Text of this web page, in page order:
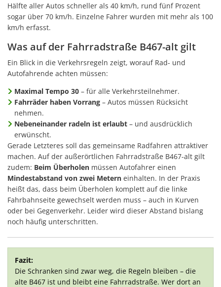
Hälfte aller Autos schneller als 40 km/h, rund fünf Prozent
sogar über 70 km/h. Einzelne Fahrer wurden mit mehr als 100
km/h erfasst.
Was auf der Fahrradstraße B467-alt gilt
Ein Blick in die Verkehrsregeln zeigt, worauf Rad- und
Autofahrende achten müssen:
Maximal Tempo 30– für alle Verkehrsteilnehmer.
Fahrräder haben Vorrang– Autos müssen Rücksicht
nehmen.
Nebeneinander radeln ist erlaubt– und ausdrücklich
erwünscht.
Gerade Letzteres soll das gemeinsame Radfahren attraktiver
machen. Auf der außerörtlichen Fahrradstraße B467-alt gilt
zudem: Beim Überholen müssen Autofahrer einen
Mindestabstand von zwei Metern einhalten. In der Praxis
heißt das, dass beim Überholen komplett auf die linke
Fahrbahnseite gewechselt werden muss – auch in Kurven
oder bei Gegenverkehr. Leider wird dieser Abstand bislang
noch häufig unterschritten.
Fazit:
Die Schranken sind zwar weg, die Regeln bleiben – die
alte B467 ist und bleibt eine Fahrradstraße. Wer dort an